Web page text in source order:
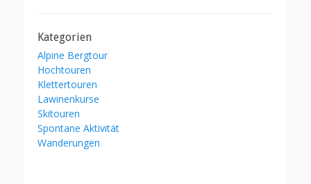
Kategorien
Alpine Bergtour
Hochtouren
Klettertouren
Lawinenkurse
Skitouren
Spontane Aktivität
Wanderungen